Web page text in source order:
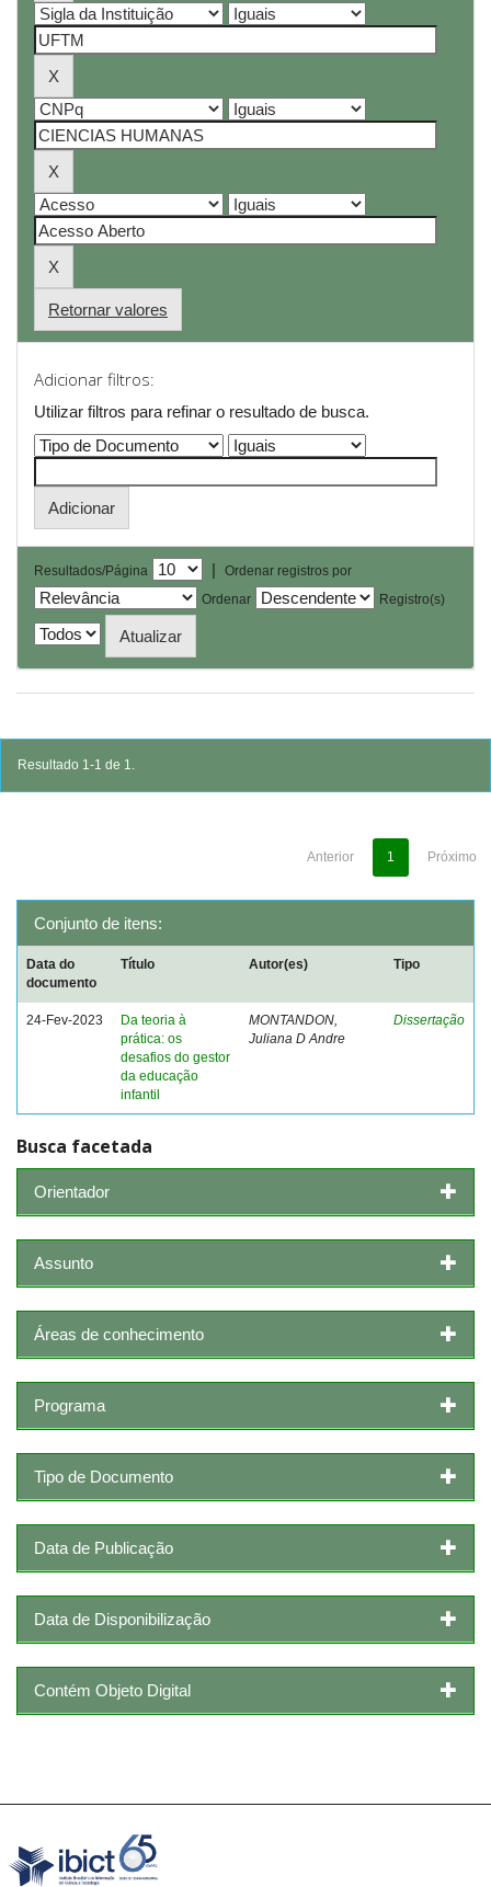
Retornar valores
Adicionar filtros:
Utilizar filtros para refinar o resultado de busca.
Resultados/Página |
Ordenar registros por
Ordenar
Registro(s)
Resultado 1-1 de 1.
Anterior 1 Próximo
Conjunto de itens:
Data do
documento
Título Autor(es) Tipo
24-Fev-2023
Da teoria à
prática: os
desafios do gestor
da educação
infantil
MONTANDON,
Juliana D Andre
Dissertação
Busca facetada
Orientador
Assunto
Áreas de conhecimento
Programa
Tipo de Documento
Data de Publicação
Data de Disponibilização
Contém Objeto Digital